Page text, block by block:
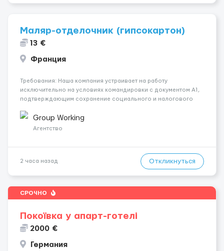
Маляр-отделочник (гипсокартон)
13 €
Франция
Требования: Наша компания устраивает на работу
исключительно на условиях командировки с документом A1,
подтверждающим сохранение социального и налогового
A1 могут получить граждане стран с упрощенным доступом к
рынку труда ЕС (Укра...
Group Working
Агентство
2 часа назад Откликнуться
СРОЧНО
Покоївка у апарт-готелі
2000 €
Германия